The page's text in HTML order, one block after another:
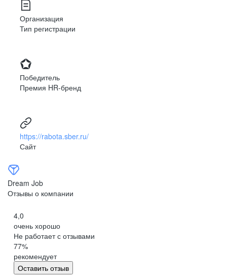
Организация
Тип регистрации
Победитель
Премия HR-бренд
https://rabota.sber.ru/
Сайт
Dream Job
Отзывы о компании
4,0
очень хорошо
Не работает с отзывами
77%
рекомендует
Оставить отзыв